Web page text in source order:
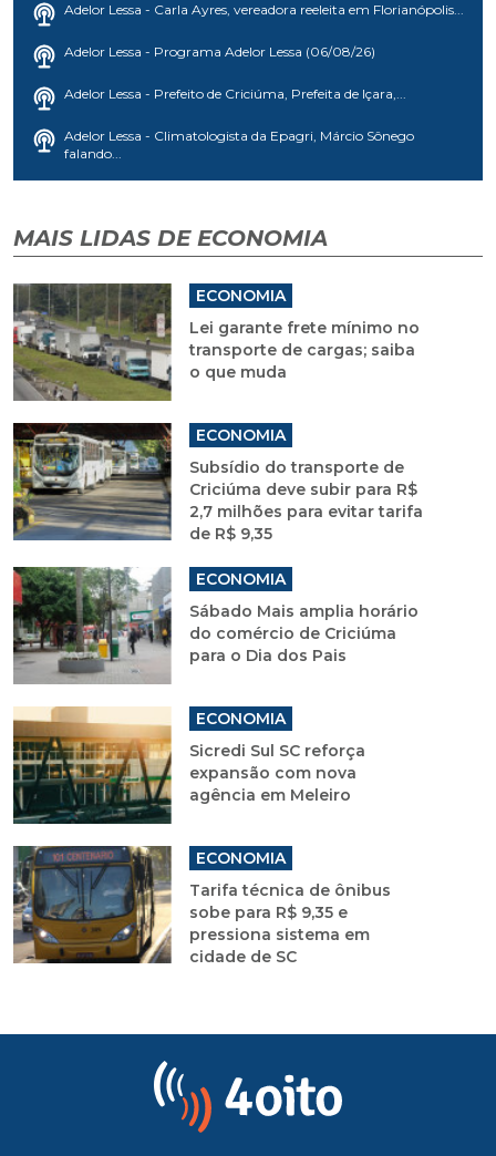
Adelor Lessa - Carla Ayres, vereadora reeleita em Florianópolis...
Adelor Lessa - Programa Adelor Lessa (06/08/26)
Adelor Lessa - Prefeito de Criciúma, Prefeita de Içara,...
Adelor Lessa - Climatologista da Epagri, Márcio Sônego
falando...
MAIS LIDAS DE ECONOMIA
ECONOMIA
Lei garante frete mínimo no
transporte de cargas; saiba
o que muda
ECONOMIA
Subsídio do transporte de
Criciúma deve subir para R$
2,7 milhões para evitar tarifa
de R$ 9,35
ECONOMIA
Sábado Mais amplia horário
do comércio de Criciúma
para o Dia dos Pais
ECONOMIA
Sicredi Sul SC reforça
expansão com nova
agência em Meleiro
ECONOMIA
Tarifa técnica de ônibus
sobe para R$ 9,35 e
pressiona sistema em
cidade de SC